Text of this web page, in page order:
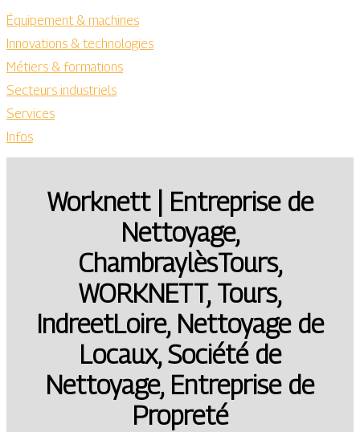
Équipement & machines
Innovations & technologies
Métiers & formations
Secteurs industriels
Services
Infos
Worknett | Entreprise de
Nettoyage,
ChambraylèsTours,
WORKNETT, Tours,
IndreetLoire, Nettoyage de
Locaux, Société de
Nettoyage, Entreprise de
Propreté